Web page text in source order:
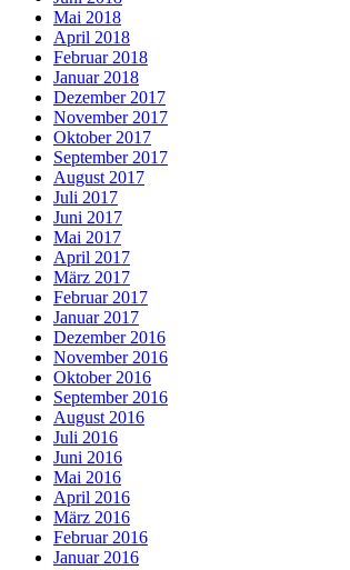
Mai 2018
April 2018
Februar 2018
Januar 2018
Dezember 2017
November 2017
Oktober 2017
September 2017
August 2017
Juli 2017
Juni 2017
Mai 2017
April 2017
März 2017
Februar 2017
Januar 2017
Dezember 2016
November 2016
Oktober 2016
September 2016
August 2016
Juli 2016
Juni 2016
Mai 2016
April 2016
März 2016
Februar 2016
Januar 2016